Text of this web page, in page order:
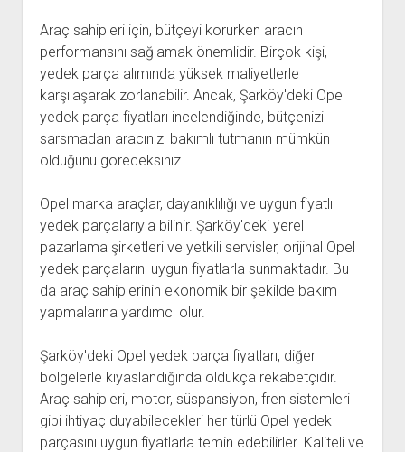
Araç sahipleri için, bütçeyi korurken aracın
performansını sağlamak önemlidir. Birçok kişi,
yedek parça alımında yüksek maliyetlerle
karşılaşarak zorlanabilir. Ancak, Şarköy'deki Opel
yedek parça fiyatları incelendiğinde, bütçenizi
sarsmadan aracınızı bakımlı tutmanın mümkün
olduğunu göreceksiniz.
Opel marka araçlar, dayanıklılığı ve uygun fiyatlı
yedek parçalarıyla bilinir. Şarköy'deki yerel
pazarlama şirketleri ve yetkili servisler, orijinal Opel
yedek parçalarını uygun fiyatlarla sunmaktadır. Bu
da araç sahiplerinin ekonomik bir şekilde bakım
yapmalarına yardımcı olur.
Şarköy'deki Opel yedek parça fiyatları, diğer
bölgelerle kıyaslandığında oldukça rekabetçidir.
Araç sahipleri, motor, süspansiyon, fren sistemleri
gibi ihtiyaç duyabilecekleri her türlü Opel yedek
parçasını uygun fiyatlarla temin edebilirler. Kaliteli ve